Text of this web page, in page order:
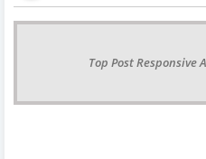
Top Post Responsive